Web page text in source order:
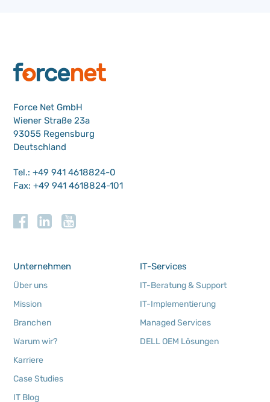
Force Net GmbH
Wiener Straße 23a
93055 Regensburg
Deutschland
Tel.: +49 941 4618824-0
Fax: +49 941 4618824-101
Unternehmen
Über uns
Mission
Branchen
Warum wir?
Karriere
Case Studies
IT Blog
IT-Services
IT-Beratung & Support
IT-Implementierung
Managed Services
DELL OEM Lösungen